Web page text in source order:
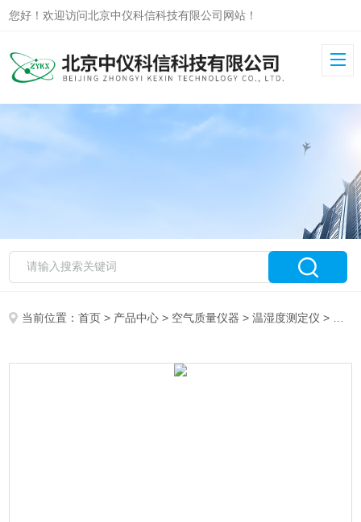
您好！欢迎访问北京中仪科信科技有限公司网站！
当前位置：首页 > 产品中心 > 空气质量仪器 >温湿度测定仪 > DaqPRO 8通道独立数据记录仪